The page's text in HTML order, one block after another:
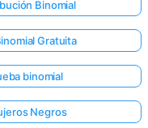
Binomial
Gratuita
binomial
Negros